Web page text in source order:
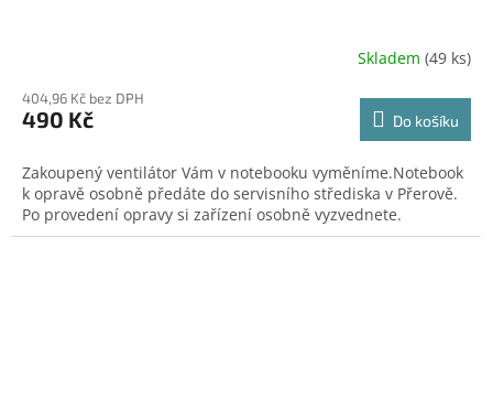
Skladem (49 ks)
404,96 Kč bez DPH
490 Kč Do košíku
Zakoupený ventilátor Vám v notebooku vyměníme.Notebook
k opravě osobně předáte do servisního střediska v Přerově.
Po provedení opravy si zařízení osobně vyzvednete.